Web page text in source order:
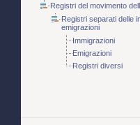
Registri del movimento
Registri separati delle
emigrazioni
Immigrazioni
Emigrazioni
Registri diversi